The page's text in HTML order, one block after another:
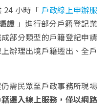
24 小時「 戶政線上申辦服
證 」進行部分戶籍登記業
部分類型的戶籍登記申請
辦理出境戶籍遷出、全戶
需民眾至戶政事務所現場
遷入線上服務，僅以網路